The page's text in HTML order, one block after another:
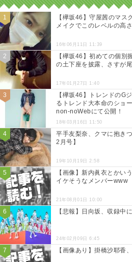
【欅坂46】守屋茜のマス
メイクでこのレベルの高
16年06月11日 11:39
【欅坂46】初めての個別
の土下座を披露、さすが
17年01月27日 1:40
【欅坂46】トレンドのG
るトレンド大本命のショ
non-noWebにて公開！
18年03月16日 11:50
平手友梨奈、クマに抱き
2月号】
19年10月19日 2:58
【画像】新内眞衣とかい
イケそうなメンバーwww
21年08月01日 10:00
【悲報】日向坂、収録中
24年02月09日 6:45
【画像あり】掛橋沙耶香